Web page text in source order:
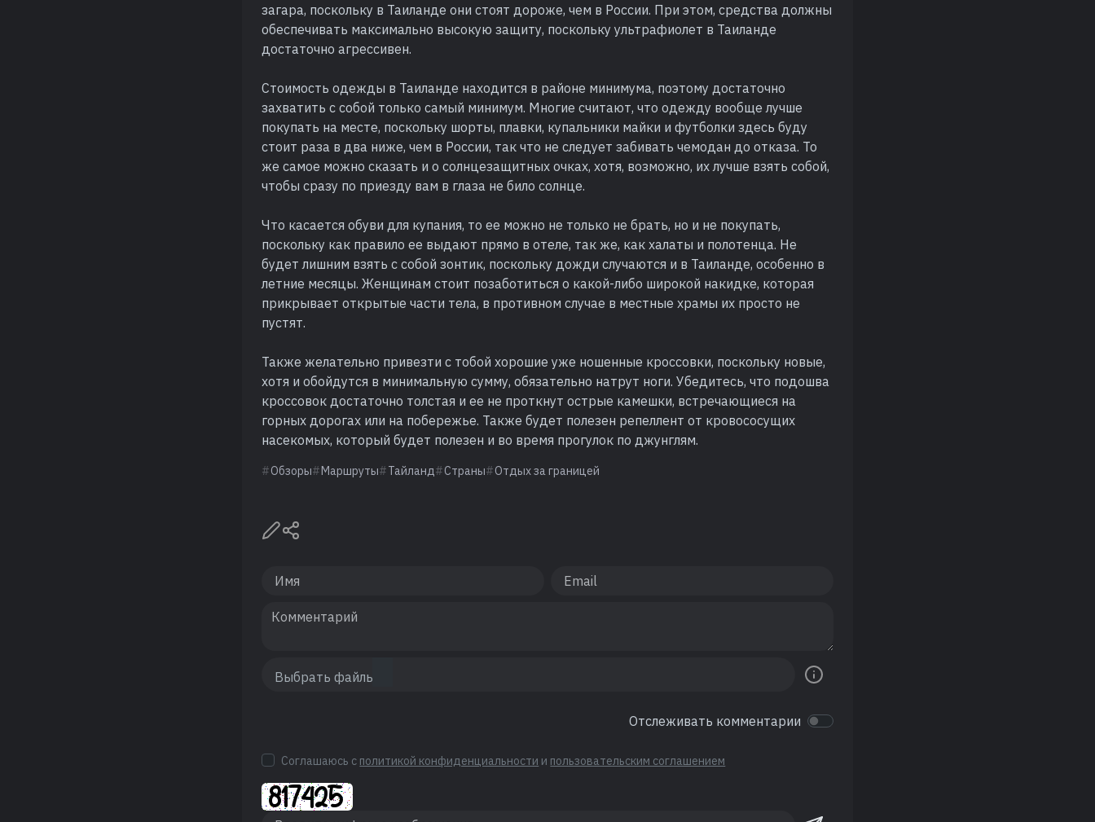
загара, поскольку в Таиланде они стоят дороже, чем в России. При этом, средства должны
обеспечивать максимально высокую защиту, поскольку ультрафиолет в Таиланде
достаточно агрессивен.
Стоимость одежды в Таиланде находится в районе минимума, поэтому достаточно
захватить с собой только самый минимум. Многие считают, что одежду вообще лучше
покупать на месте, поскольку шорты, плавки, купальники майки и футболки здесь буду
стоит раза в два ниже, чем в России, так что не следует забивать чемодан до отказа. То
же самое можно сказать и о солнцезащитных очках, хотя, возможно, их лучше взять собой,
чтобы сразу по приезду вам в глаза не било солнце.
Что касается обуви для купания, то ее можно не только не брать, но и не покупать,
поскольку как правило ее выдают прямо в отеле, так же, как халаты и полотенца. Не
будет лишним взять с собой зонтик, поскольку дожди случаются и в Таиланде, особенно в
летние месяцы. Женщинам стоит позаботиться о какой-либо широкой накидке, которая
прикрывает открытые части тела, в противном случае в местные храмы их просто не
пустят.
Также желательно привезти с тобой хорошие уже ношенные кроссовки, поскольку новые,
хотя и обойдутся в минимальную сумму, обязательно натрут ноги. Убедитесь, что подошва
кроссовок достаточно толстая и ее не проткнут острые камешки, встречающиеся на
горных дорогах или на побережье. Также будет полезен репеллент от кровососущих
насекомых, который будет полезен и во время прогулок по джунглям.
Обзоры Маршруты Тайланд Страны Отдых за границей
Отслеживать комментарии
Соглашаюсь с политикой конфиденциальности и пользовательским соглашением